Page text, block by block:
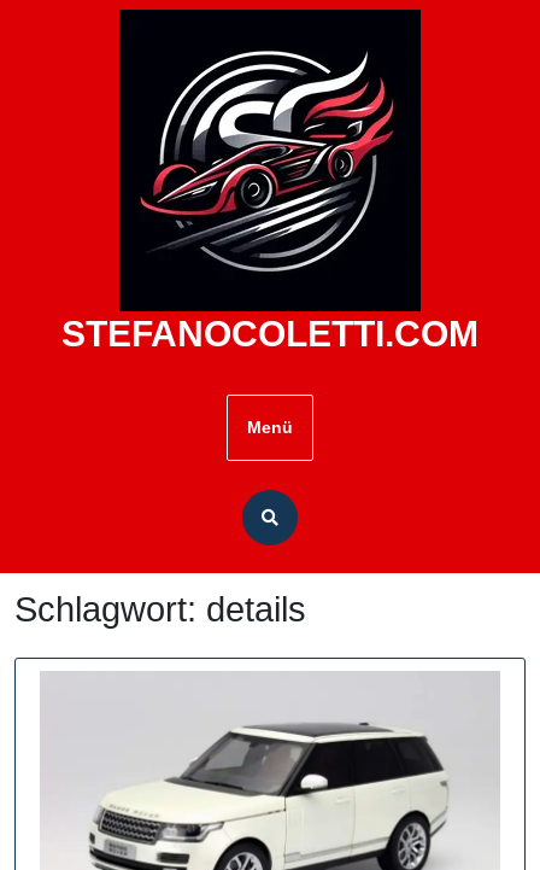
STEFANOCOLETTI.COM
Menü
Schlagwort: details